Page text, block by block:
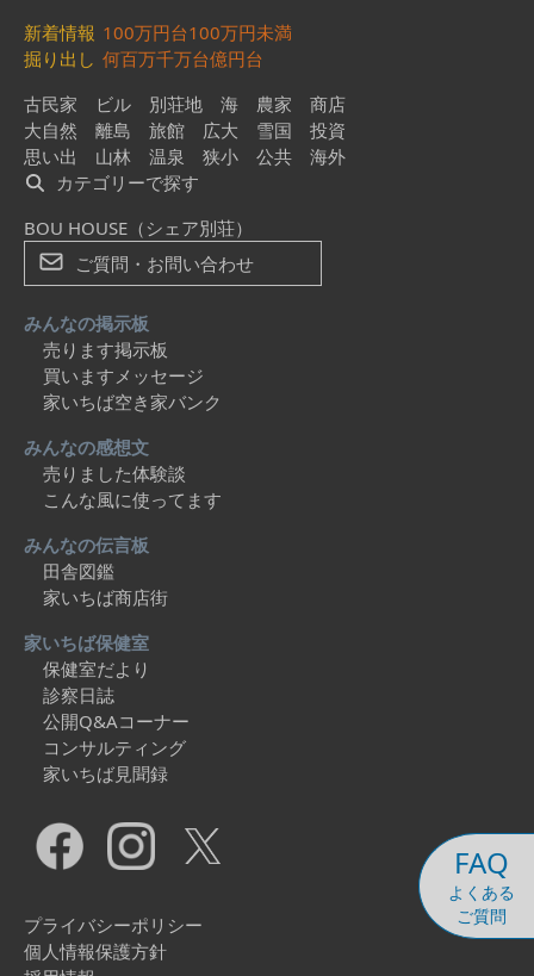
FAQ
よくある
ご質問
新着情報 100万円台100万円未満
掘り出し 何百万千万台億円台
古民家
ビル 別荘地 海 農家
商店
大自然
離島 旅館 広大 雪国
投資
思い出
山林 温泉 狭小 公共
海外
カテゴリーで探す
BOU HOUSE（シェア別荘）
ご質問・お問い合わせ
みんなの掲示板
売ります掲示板
買いますメッセージ
家いちば空き家バンク
みんなの感想文
売りました体験談
こんな風に使ってます
みんなの伝言板
田舎図鑑
家いちば商店街
家いちば保健室
保健室だより
診察日誌
公開Q&Aコーナー
コンサルティング
家いちば見聞録
プライバシーポリシー
個人情報保護方針